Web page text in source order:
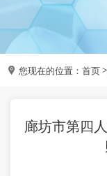
您现在的位置： 首页 >
廊坊市第四